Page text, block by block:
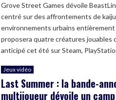
Grove Street Games dévoile
centré sur des affrontements de
environnements urbains
proposera quatre créatures jouables
anticipé cet été sur Steam,
Jeux vidéo
Last Summer : la bande-
multijoueur dévoile un